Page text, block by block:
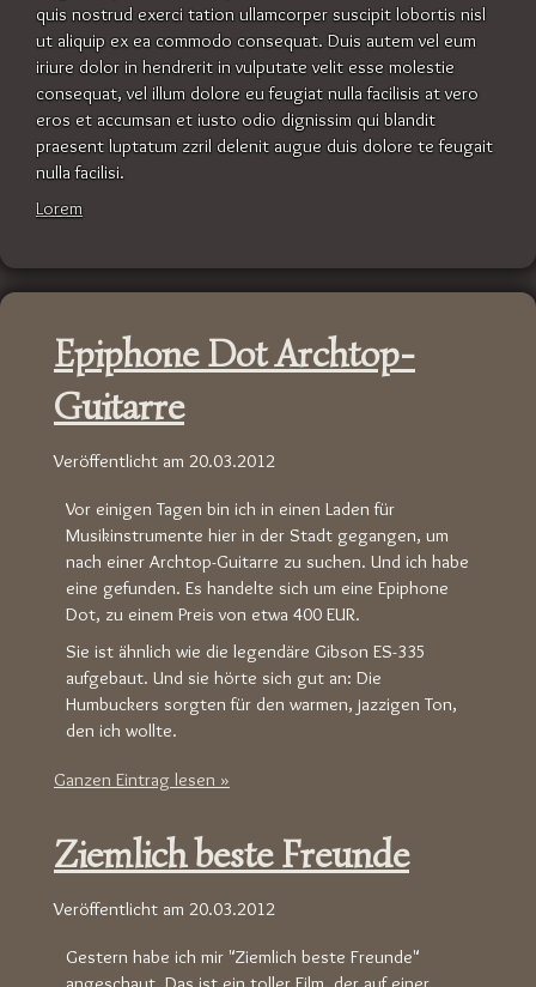
quis nostrud exerci tation ullamcorper suscipit lobortis nisl
ut aliquip ex ea commodo consequat. Duis autem vel eum
iriure dolor in hendrerit in vulputate velit esse molestie
consequat, vel illum dolore eu feugiat nulla facilisis at vero
eros et accumsan et iusto odio dignissim qui blandit
praesent luptatum zzril delenit augue duis dolore te feugait
nulla facilisi.
Lorem
Epiphone Dot Archtop-
Guitarre
Veröffentlicht am 20.03.2012
Vor einigen Tagen bin ich in einen Laden für
Musikinstrumente hier in der Stadt gegangen, um
nach einer Archtop-Guitarre zu suchen. Und ich habe
eine gefunden. Es handelte sich um eine Epiphone
Dot, zu einem Preis von etwa 400 EUR.
Sie ist ähnlich wie die legendäre Gibson ES-335
aufgebaut. Und sie hörte sich gut an: Die
Humbuckers sorgten für den warmen, jazzigen Ton,
den ich wollte.
Ganzen Eintrag lesen »
Ziemlich beste Freunde
Veröffentlicht am 20.03.2012
Gestern habe ich mir "Ziemlich beste Freunde"